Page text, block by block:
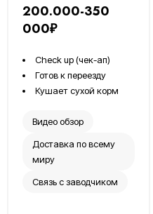
200.000-350
000₽
Сheck up (чек-ап)
Готов к переезду
Кушает сухой корм
Видео обзор
Доставка по всему
миру
Связь с заводчиком